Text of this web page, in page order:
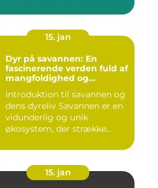
15. jan
Dyr på savannen: En
fascinerende verden fuld af
mangfoldighed og
Introduktion til savannen og
dens dyreliv Savannen er en
vidunderlig og unik
økosystem, der strække...
15. jan